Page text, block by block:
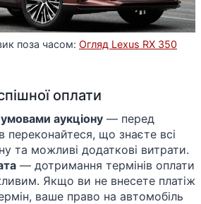
поза часом: Огляд Lexus RX 350
оплати
аукціону — перед
переконайтеся, що знаєте всі
та можливі додаткові витрати.
— дотримання термінів оплати
Якщо ви не внесете платіж
ваше право на автомобіль